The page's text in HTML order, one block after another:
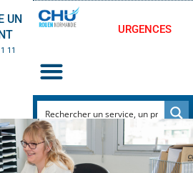
UN
11
URGENCES